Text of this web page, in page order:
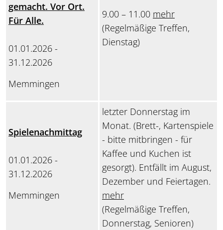
gemacht. Vor Ort.
Für Alle.
01.01.2026 -
31.12.2026
Memmingen
9.00 – 11.00 mehr
(Regelmäßige Treffen,
Dienstag)
Spielenachmittag
01.01.2026 -
31.12.2026
Memmingen
letzter Donnerstag im
Monat. (Brett-, Kartenspiele
- bitte mitbringen - für
Kaffee und Kuchen ist
gesorgt). Entfällt im August,
Dezember und Feiertagen.
mehr
(Regelmäßige Treffen,
Donnerstag, Senioren)